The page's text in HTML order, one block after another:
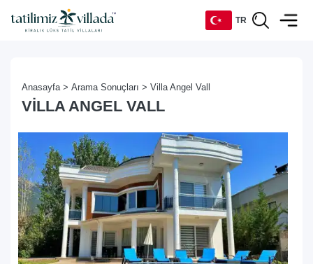
TR
RU
Anasayfa > Arama Sonuçları > Villa Angel Vall
VILLA ANGEL VALL